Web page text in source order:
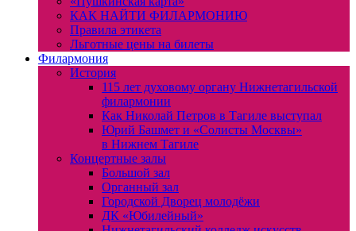
КАК НАЙТИ ФИЛАРМОНИЮ
Правила этикета
Льготные цены на билеты
Филармония
История
115 лет духовому органу Нижнетагильской
филармонии
Как Николай Петров в Тагиле выступал
Юрий Башмет и «Солисты Москвы»
в Нижнем Тагиле
Концертные залы
Большой зал
Органный зал
Городской Дворец молодёжи
ДК «Юбилейный»